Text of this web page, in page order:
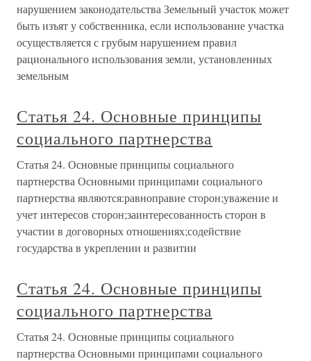
нарушением законодательства Земельный участок может
быть изъят у собственника, если использование участка
осуществляется с грубым нарушением правил
рационального использования земли, установленных
земельным
Статья 24. Основные принципы
социального партнерства
Статья 24. Основные принципы социального
партнерства Основными принципами социального
партнерства являются:равноправие сторон;уважение и
учет интересов сторон;заинтересованность сторон в
участии в договорных отношениях;содействие
государства в укреплении и развитии
Статья 24. Основные принципы
социального партнерства
Статья 24. Основные принципы социального
партнерства Основными принципами социального